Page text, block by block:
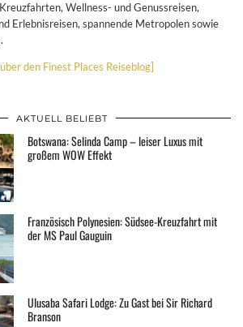
Wellness- und Genussreisen,
Erlebnisreisen, spannende Metropolen sowie
den Finest Places Reiseblog]
AKTUELL BELIEBT
Botswana: Selinda Camp – leiser Luxus mit
großem WOW Effekt
Französisch Polynesien: Südsee-Kreuzfahrt mit
der MS Paul Gauguin
Ulusaba Safari Lodge: Zu Gast bei Sir Richard
Branson